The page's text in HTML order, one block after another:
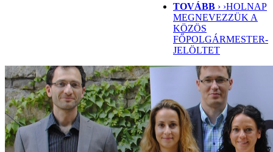
TOVÁBB › ›HOLNAP
MEGNEVEZZÜK A
KÖZÖS
FŐPOLGÁRMESTER-
JELÖLTET